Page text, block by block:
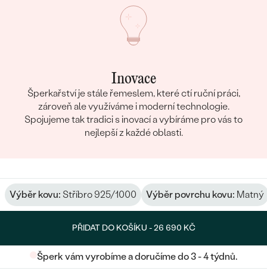
Inovace
Šperkařství je stále řemeslem, které ctí ruční práci,
zároveň ale využíváme i moderní technologie.
Spojujeme tak tradici s inovací a vybíráme pro vás to
nejlepší z každé oblasti.
Výběr kovu: Stříbro 925/1000 Výběr povrchu kovu: Matný
PŘIDAT DO KOŠÍKU -26 690 KČ
Šperk vám vyrobíme a doručíme do 3 - 4 týdnů.